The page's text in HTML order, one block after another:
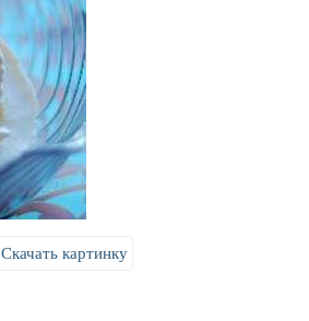
Скачать картинку